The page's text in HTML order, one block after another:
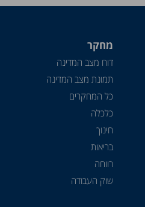
מחקר
דוח מצב המדינה
תמונת מצב המדינה
כל המחקרים
כלכלה
חינוך
בריאות
רווחה
שוק העבודה